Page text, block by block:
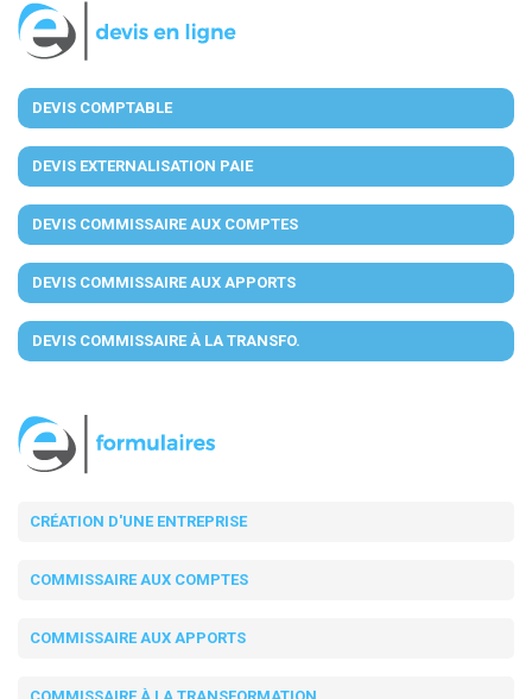
DEVIS COMPTABLE
DEVIS EXTERNALISATION PAIE
DEVIS COMMISSAIRE AUX COMPTES
DEVIS COMMISSAIRE AUX APPORTS
DEVIS COMMISSAIRE À LA TRANSFO.
CRÉATION D'UNE ENTREPRISE
COMMISSAIRE AUX COMPTES
COMMISSAIRE AUX APPORTS